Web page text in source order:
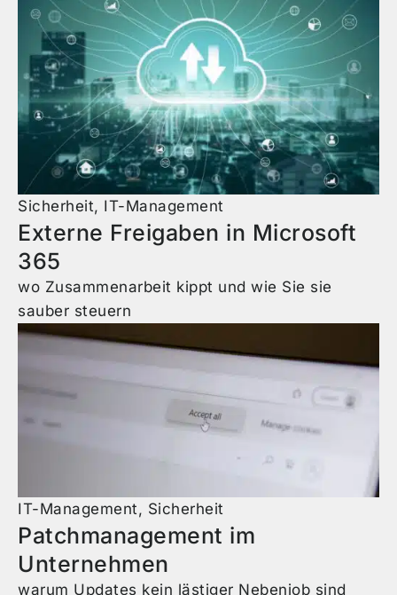
Sicherheit, IT-Management
Externe Freigaben in Microsoft
365
wo Zusammenarbeit kippt und wie Sie sie
sauber steuern
IT-Management, Sicherheit
Patchmanagement im
Unternehmen
warum Updates kein lästiger Nebenjob sind